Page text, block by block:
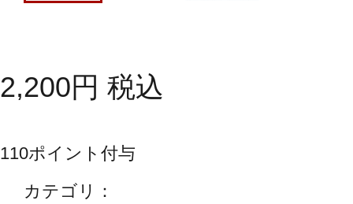
2,200円 税込
110ポイント付与
カテゴリ：